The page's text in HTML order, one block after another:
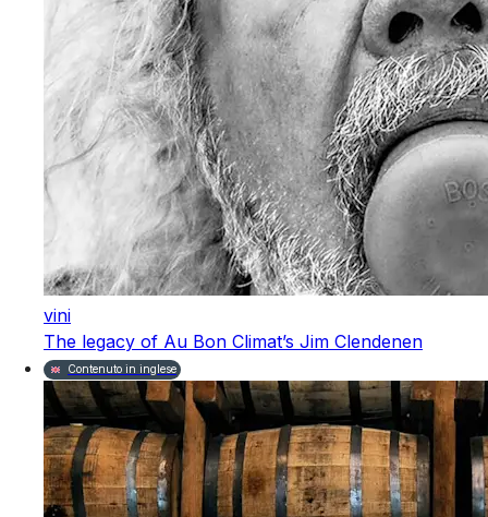
vini
The legacy of Au Bon Climat’s Jim Clendenen
Contenuto in inglese